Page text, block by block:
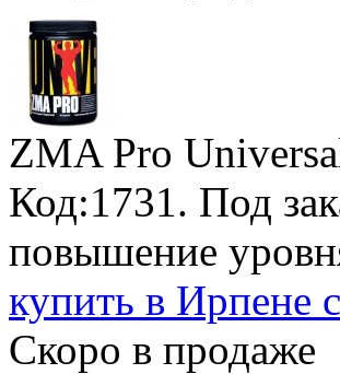
ZMA Pro
Код:1731. Под
повышение
купить в Ирпене
Скоро в продаже